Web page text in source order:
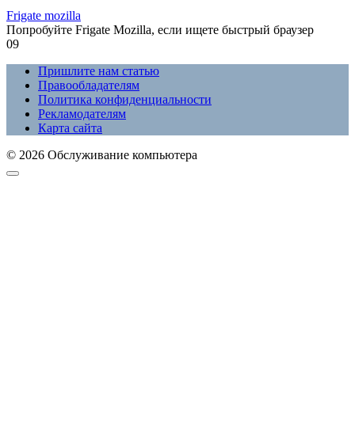
Frigate mozilla
Попробуйте Frigate Mozilla, если ищете быстрый браузер
09
Пришлите нам статью
Правообладателям
Политика конфиденциальности
Рекламодателям
Карта сайта
© 2026 Обслуживание компьютера